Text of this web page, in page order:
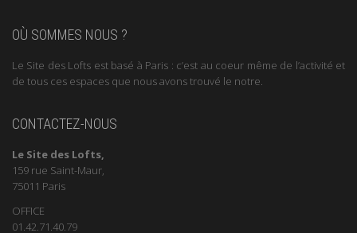
OÙ SOMMES NOUS ?
Le Site des Lofts est basé à Paris : c’est au coeur même de l’activité et
de tous ces espaces que nous avons trouvé le notre.
CONTACTEZ-NOUS
Le Site des Lofts,
159 rue Saint-Maur,
75011 Paris
OFFICE
01.42.71.40.79